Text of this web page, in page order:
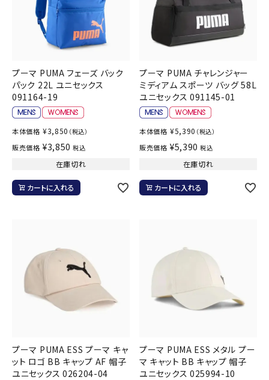
プーマ PUMA フェーズ バック
パック 22L ユニセックス
091164-19
本体価格 ¥3,850 （税込）
販売価格 ¥3,850 税込
在庫切れ
カートに入れる
プーマ PUMA チャレンジャー
ミディアム スポーツ バッグ 58L
ユニセックス 091145-01
本体価格 ¥5,390 （税込）
販売価格 ¥5,390 税込
在庫切れ
カートに入れる
プーマ PUMA ESS プーマ キャ
ット ロゴ BB キャップ AF 帽子
ユニセックス 026204-04
プーマ PUMA ESS メタル プー
マ キャット BB キャップ 帽子
ユニセックス 025994-10